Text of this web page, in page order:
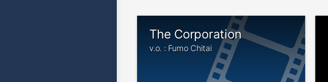
The Corporation
v.o. : Fumo Chitai